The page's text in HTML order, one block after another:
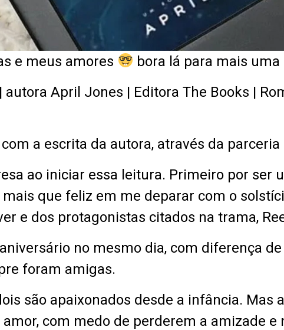
e meus amores
bora lá para mais uma
autora April Jones | Editora The Books |
a escrita da autora, através da
ao iniciar essa leitura. Primeiro por ser
que feliz em me deparar com o
e dos protagonistas citados na trama,
no mesmo dia, com diferença
foram amigas.
são apaixonados desde a infância. Mas
com medo de perderem a amizade e